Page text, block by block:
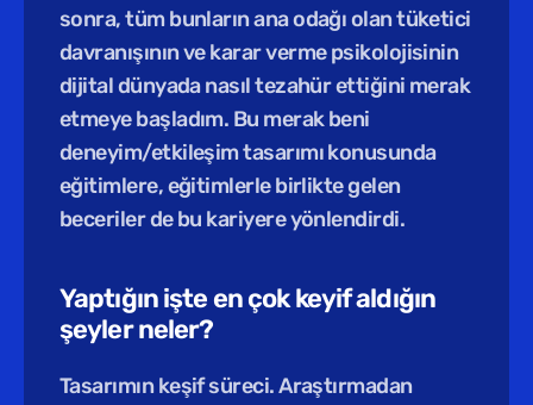
sonra, tüm bunların ana odağı olan tüketici
davranışının ve karar verme psikolojisinin
dijital dünyada nasıl tezahür ettiğini merak
etmeye başladım. Bu merak beni
deneyim/etkileşim tasarımı konusunda
eğitimlere, eğitimlerle birlikte gelen
beceriler de bu kariyere yönlendirdi.
Yaptığın işte en çok keyif aldığın
şeyler neler?
Tasarımın keşif süreci. Araştırmadan